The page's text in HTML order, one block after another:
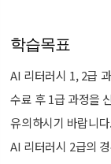
학습목표
AI 리터러시 1, 2급
수료 후 1급 과정을
유의하시기 바랍니다.
AI 리터러시 2급의